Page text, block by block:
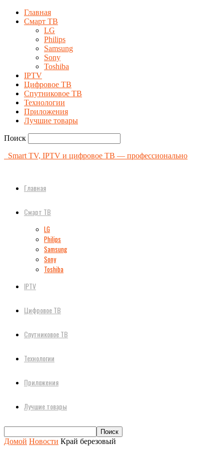
Главная
Смарт ТВ
LG
Philips
Samsung
Sony
Toshiba
IPTV
Цифровое ТВ
Спутниковое ТВ
Технологии
Приложения
Лучшие товары
Поиск
Smart TV, IPTV и цифровое ТВ — профессионально
Главная
Смарт ТВ
LG
Philips
Samsung
Sony
Toshiba
IPTV
Цифровое ТВ
Спутниковое ТВ
Технологии
Приложения
Лучшие товары
Домой Новости Край березовый